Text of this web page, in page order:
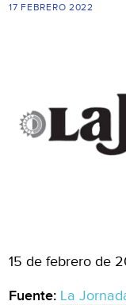
17 FEBRERO 2022
15 de febrero de
Fuente: La